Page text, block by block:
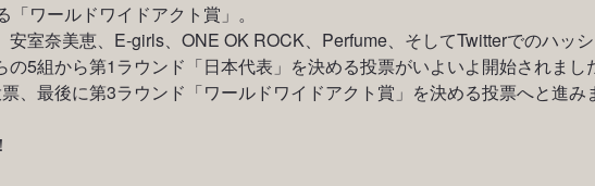
ワールドワイドアクト賞」。
室奈美恵、E-girls、ONE OK ROCK、Perfume、そしてTwitterでのハッ
5組から第1ラウンド「日本代表」を決める投票がいよいよ開始されまし
、最後に第3ラウンド「ワールドワイドアクト賞」を決める投票へと進み